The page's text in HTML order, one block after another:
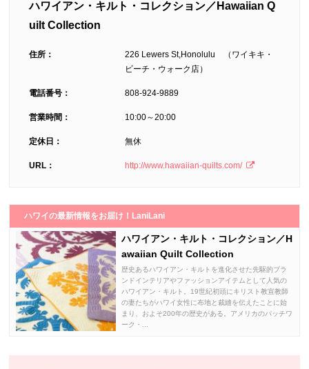
ハワイアン・キルト・コレクション／Hawaiian Q
uilt Collection
住所：
226 Lewers St,Honolulu （ワイキキ・
ビーチ・ウォーク店）
電話番号： 808-924-9889
営業時間： 10:00～20:00
定休日： 無休
URL： http://www.hawaiian-quilts.com/
ハワイの最新情報をお届け！LaniLani
ハワイアン・キルト・コレクション／H
awaiian Quilt Collection
歴史あるハワイアン・キルトを進化させた先駆的ブラ
ンドインテリアやファッションアイテムとして人気の
ハワイアン・キルト。19世紀初頭にキリスト教宣教師
の妻たちがハワイ女性に布地と裁縫を伝えたことに始
まり、およそ200年の歴史がある。アメリカのパッチワ
ーク・...